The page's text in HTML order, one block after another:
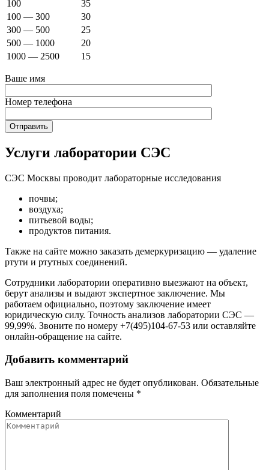
100
35
100 — 300
30
300 — 500
25
500 — 1000
20
1000 — 2500
15
Ваше имя
Номер телефона
Услуги лаборатории СЭС
СЭС Москвы проводит лабораторные исследования
почвы;
воздуха;
питьевой воды;
продуктов питания.
Также на сайте можно заказать демеркуризацию — удаление
ртути и ртутных соединений.
Сотрудники лаборатории оперативно выезжают на объект,
берут анализы и выдают экспертное заключение. Мы
работаем официально, поэтому заключение имеет
юридическую силу. Точность анализов лаборатории СЭС —
99,99%. Звоните по номеру +7(495)104-67-53 или оставляйте
онлайн-обращение на сайте.
Добавить комментарий
Ваш электронный адрес не будет опубликован. Обязательные
для заполнения поля помечены *
Комментарий